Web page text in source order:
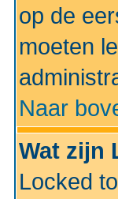
op de
moeten
Naar
Wat zijn
Locked